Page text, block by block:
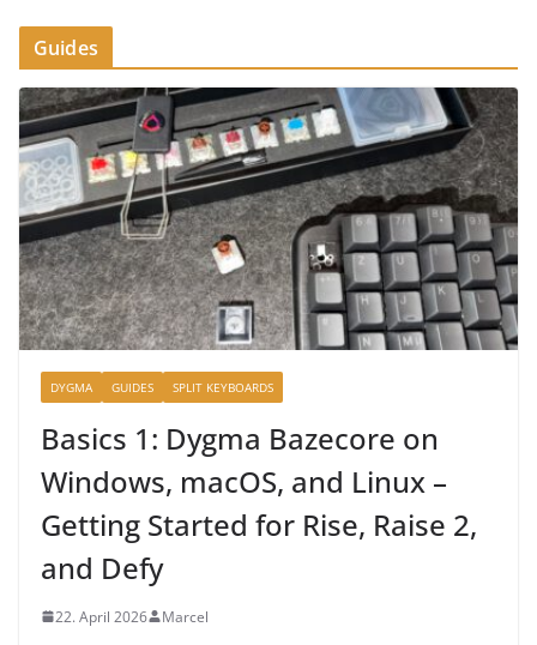
Guides
DYGMA GUIDES SPLIT KEYBOARDS
Basics 1: Dygma Bazecore on
Windows, macOS, and Linux –
Getting Started for Rise, Raise 2,
and Defy
22. April 2026 Marcel